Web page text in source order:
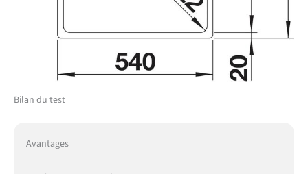
Bilan du test
Avantages